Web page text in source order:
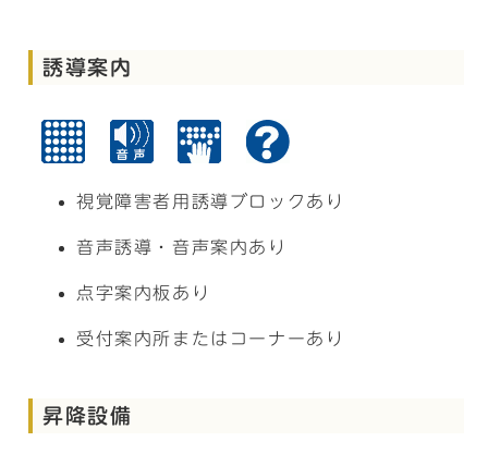
誘導案内
視覚障害者用誘導ブロックあり
音声誘導・音声案内あり
点字案内板あり
受付案内所またはコーナーあり
昇降設備